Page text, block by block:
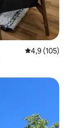
4,9 de uma
4,9 (105)